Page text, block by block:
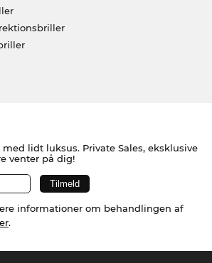
lidt luksus. Private Sales, eksklusive
venter på dig!
informationer om behandlingen af
.